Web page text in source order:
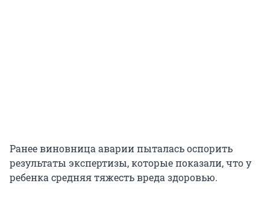
Ранее виновница аварии пыталась оспорить
результаты экспертизы, которые показали, что у
ребенка средняя тяжесть вреда здоровью.